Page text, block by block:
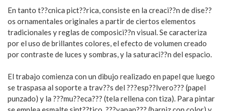
En tanto t??cnica pict??rica, consiste en la creaci??n de dise??
os ornamentales originales a partir de ciertos elementos
tradicionales y reglas de composici??n visual. Se caracteriza
por el uso de brillantes colores, el efecto de volumen creado
por contraste de luces y sombras, y la saturaci??n del espacio.
El trabajo comienza con un dibujo realizado en papel que luego
se traspasa al soporte a trav??s del ???esp??lvero??? (papel
punzado) y la ???mu??eca??? (tela rellena con tiza). Para pintar